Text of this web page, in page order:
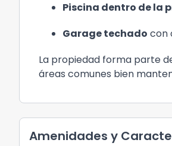
Piscina dentro de la
Garage techado con
La propiedad forma parte
áreas comunes bien
Amenidades y